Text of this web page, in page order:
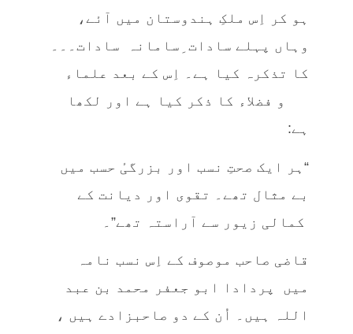
ہو کر اِس ملکِ ہندوستان میں آئے،
وہاں پہلے سادات ِسامانہ سادات۔۔۔
کا تذکرہ کیا ہے۔ اِس کے بعد علماء
و فضلاء کا ذکر کیا ہے اور لکھا
ہے:
“ہر ایک صحتِ نسب اور بزرگیٔ حسب میں
بے مثال تھے۔ تقوی اور دیانت کے
کمالی زیور سے آراستہ تھے”۔
قاضی صاحب موصوف کے اِس نسب نامہ
میں پردادا ابو جعفر محمد بن عبد
اللہ ہیں۔ اُن کے دو صاحبزادے ہیں ،